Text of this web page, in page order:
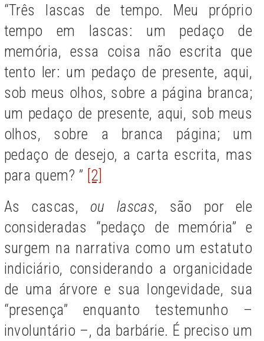
“Três lascas de tempo. Meu próprio
tempo em lascas: um pedaço de
memória, essa coisa não escrita que
tento ler: um pedaço de presente, aqui,
sob meus olhos, sobre a página branca;
um pedaço de presente, aqui, sob meus
olhos, sobre a branca página; um
pedaço de desejo, a carta escrita, mas
para quem? ” [2]
As cascas, ou lascas, são por ele
consideradas “pedaço de memória” e
surgem na narrativa como um estatuto
indiciário, considerando a organicidade
de uma árvore e sua longevidade, sua
“presença” enquanto testemunho –
involuntário –, da barbárie. É preciso um